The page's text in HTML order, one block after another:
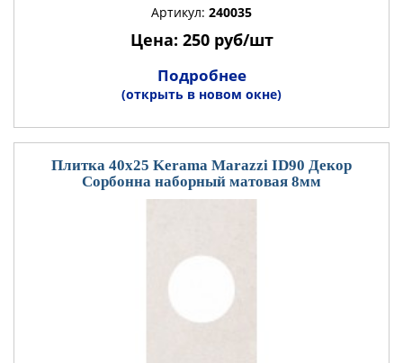
Артикул: 240035
Цена: 250 руб/шт
Подробнее
(открыть в новом окне)
Плитка 40x25 Kerama Marazzi ID90 Декор
Сорбонна наборный матовая 8мм